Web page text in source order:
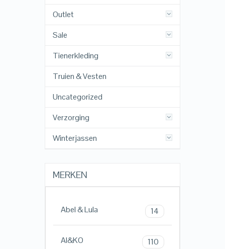
Outlet
Sale
Tienerkleding
Truien & Vesten
Uncategorized
Verzorging
Winterjassen
MERKEN
Abel & Lula 14
AI&KO 110